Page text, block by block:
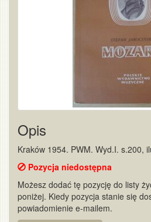
Opis
Kraków 1954. PWM. Wyd.I. s.200,
Pozycja niedostępna
Możesz dodać tę pozycję do listy
poniżej. Kiedy pozycja stanie się
powiadomienie e-mailem.